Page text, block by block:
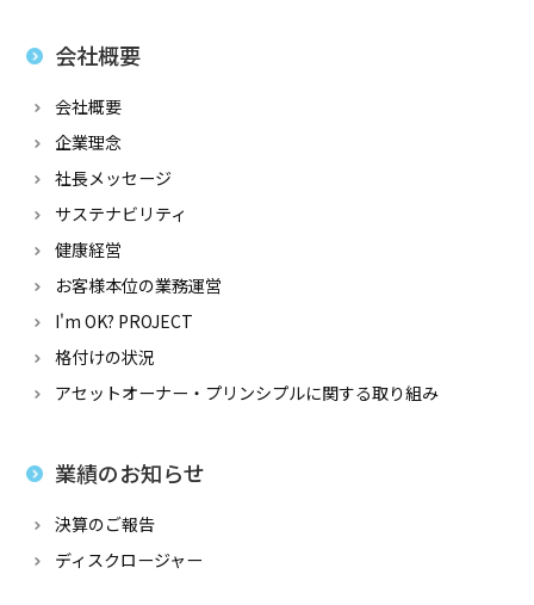
会社概要
会社概要
企業理念
社長メッセージ
サステナビリティ
健康経営
お客様本位の業務運営
I'm OK? PROJECT
格付けの状況
アセットオーナー・プリンシプルに関する取り組み
業績のお知らせ
決算のご報告
ディスクロージャー